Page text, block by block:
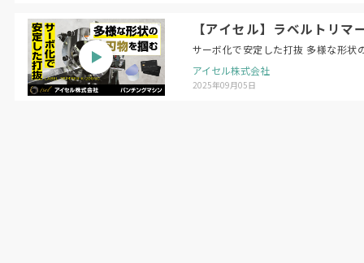
【アイセル】ラベルトリ
サーボ化で安定した打抜 多様な形状
アイセル株式会社
2025年09月05日